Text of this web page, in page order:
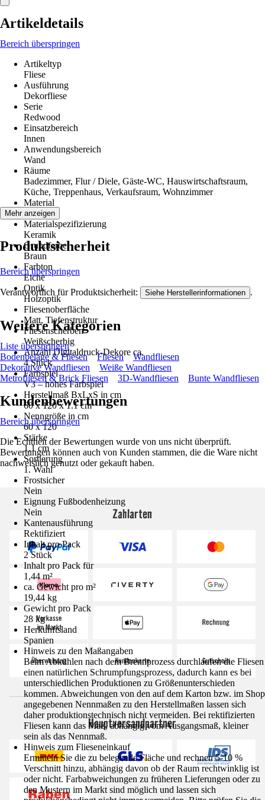
Artikeldetails
Bereich überspringen
Artikeltyp
Fliese
Ausführung
Dekorfliese
Serie
Redwood
Einsatzbereich
Innen
Anwendungsbereich
Wand
Räume
Badezimmer, Flur / Diele, Gäste-WC, Hauswirtschaftsraum,
Küche, Treppenhaus, Verkaufsraum, Wohnzimmer
Material
Steingut
Materialspezifizierung
Keramik
Grundfarbe
Braun
Farbton
Eiche
Optik
Holzoptik
Fliesenoberfläche
Matt, Tiefenstruktur
Fliesenscherben
Weißscherbig
Anzahl Digitaldruck-Dekore ca.
4 Stück
Farbspiel
V3 – hohes Farbspiel
Herstellmaß BxLxS in cm
60 x 120 x 1.1 cm
Nenngröße in cm
60 x 120
Stärke
1,1 cm
Sortierung
1. Wahl
Frostsicher
Nein
Eignung Fußbodenheizung
Nein
Kantenausführung
Rektifiziert
Inhalt pro Pack
2 Stück
Inhalt pro Pack für
1,44 m²
ca. Gewicht pro m²
19,44 kg
Gewicht pro Pack
28 kg
Herkunftsland
Spanien
Hinweis zu den Maßangaben
Beim Abkühlen nach dem Brennprozess durchlaufen die Fliesen
einen natürlichen Schrumpfungsprozess, dadurch kann es bei
unterschiedlichen Produktionen zu Größenunterschieden
kommen. Abweichungen von den auf dem Karton bzw. im Shop
angegebenen Nennmaßen zu den Herstellmaßen lassen sich
daher produktionstechnisch nicht vermeiden. Bei rektifizierten
Fliesen kann das Maß, abhängig vom Ausgangsmaß, kleiner
sein als das Nennmaß.
Hinweis zum Flieseneinkauf
Ermitteln Sie die zu belegende Fläche und rechnen 5-10 %
Verschnitt hinzu, abhängig davon ob der Raum rechtwinklig ist
oder nicht. Farbabweichungen zu früheren Lieferungen oder zu
den Mustern im Markt sind möglich und lassen sich
Mehr anzeigen
Produktsicherheit
Bereich überspringen
Verantwortlich für Produktsicherheit: Siehe Herstellerinformationen .
Weitere Kategorien
Liste überspringen
Bodenbeläge & Fliesen
Fliesen
Wandfliesen
Dekorative Wandfliesen
Weiße Wandfliesen
Metrofliesen & Brick Fliesen
3D-Wandfliesen Bunte Wandfliesen
Kundenbewertungen
Bereich überspringen
Die Echtheit der Bewertungen wurde von uns nicht überprüft.
Bewertungen können auch von Kunden stammen, die die Ware nicht
nachweislich genutzt oder gekauft haben.
Zahlarten
Hauptversandpartner